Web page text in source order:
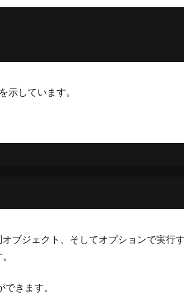
しています。
ブジェクト、そしてオプションで実
きます。